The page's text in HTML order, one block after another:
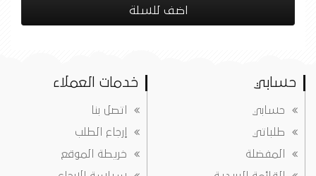
اضف للسلة
حسابي
حسابي
طلباتي
المفضلة
خدمات العملاء
اتصل بنا
إرجاع الطلب
خريطة الموقع